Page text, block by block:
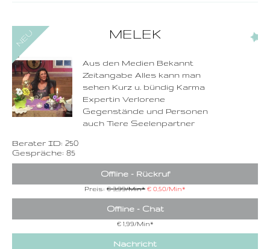
MELEK (1)
Aus den Medien Bekannt
Zeitangabe Alles kann man
sehen Kurz u. bündig Karma
Expertin Verlorene
Gegenstände und Personen
auch Tiere Seelenpartner
Berater ID: 250
Gespräche: 85
Offline - Rückruf
Preis: € 3,99/Min* € 0,50/Min*
Offline - Chat
€ 1,99/Min*
Nachricht
0900-3 000 468 - 250
1,49 €/Min. inkl. MwSt.
Wählen Sie diese
Rufnummer inklusive
dem Beratercode
Zurück